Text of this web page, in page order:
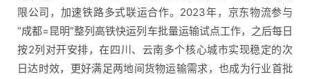
限公司，加速铁路多式联运合作。2023年，京东物流参与
“成都=昆明”整列高铁快运列车批量运输试点工作，之后每日
按2列对开安排，在四川、云南多个核心城市实现稳定的次
日达时效，更好满足两地间货物运输需求，也成为行业首批